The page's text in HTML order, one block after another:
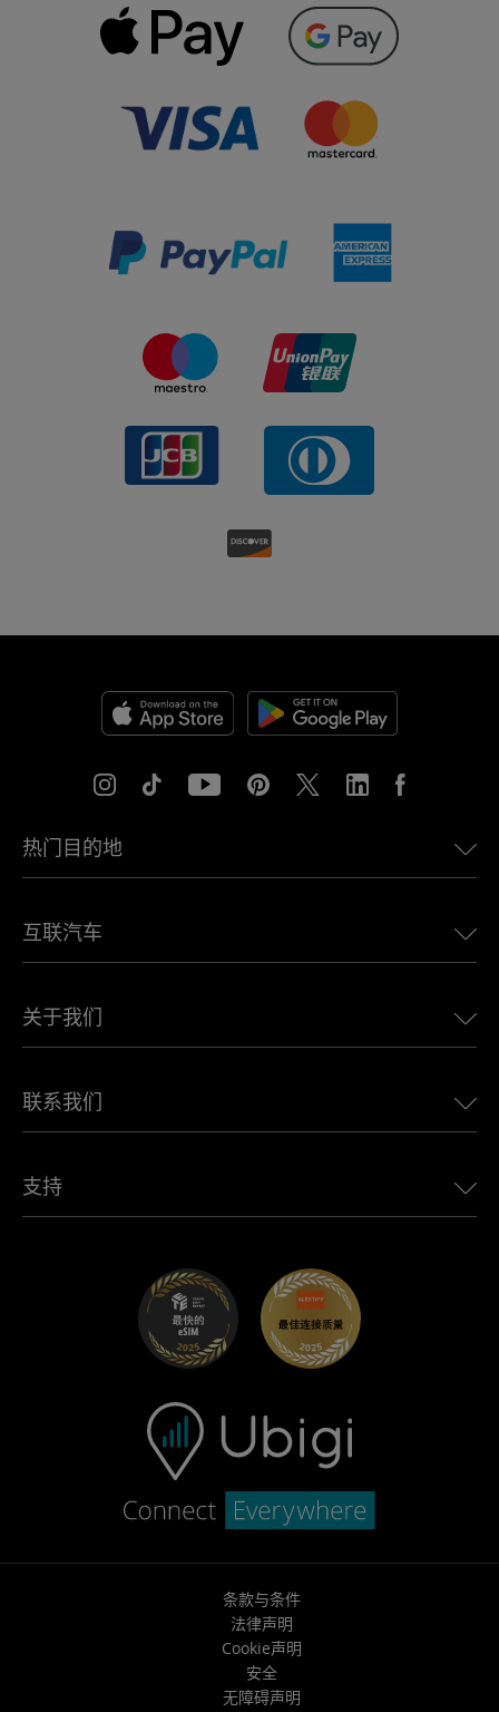
热门目的地
欧洲eSIM
加拿大eSIM
非洲最佳eSIM
查看所有目的地
互联汽车
适用于 LandRover 的 Ubigi
适用于 Jeep 的 Ubigi
适用于 Mini 的 Ubigi
适用于 Maserati 的 Ubigi
关于我们
Ubigi在媒体上
Ubigi应用程序
联系我们
联盟计划
支持
条款与条件
法律声明
Cookie声明
安全
无障碍声明